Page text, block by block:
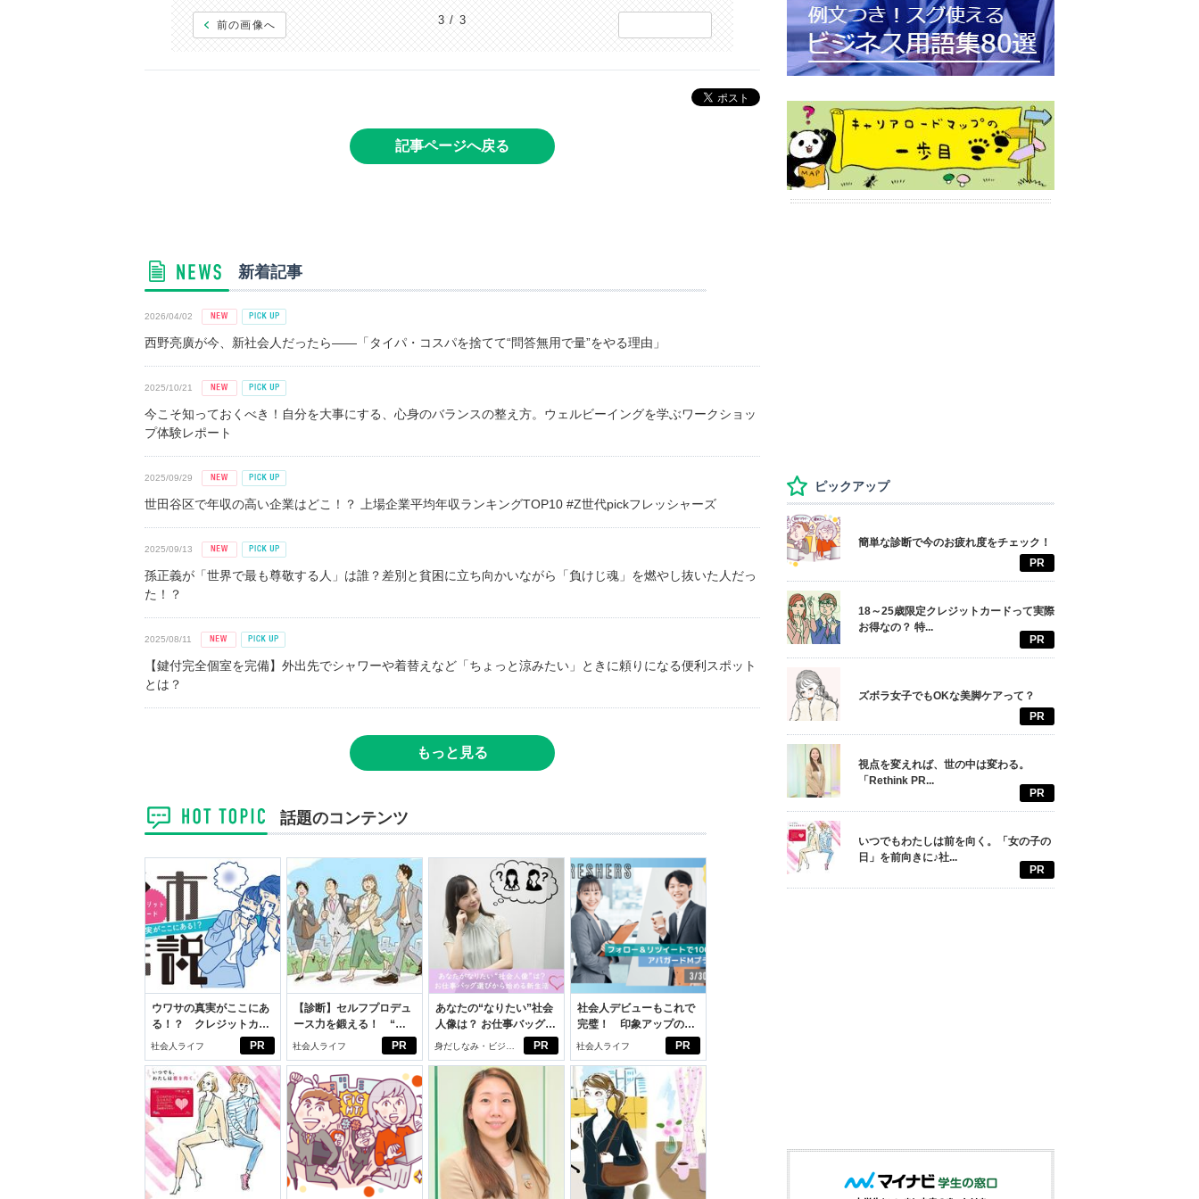
前の画像へ 3 / 3
記事ページへ戻る
新着記事
2026/04/02
西野亮廣が今、新社会人だったら――「タイパ・コスパを捨てて“問答無用で量”をやる理由」
2025/10/21
今こそ知っておくべき！自分を大事にする、心身のバランスの整え方。ウェルビーイングを学ぶワークショッ
プ体験レポート
2025/09/29
世田谷区で年収の高い企業はどこ！？ 上場企業平均年収ランキングTOP10 #Z世代pickフレッシャーズ
2025/09/13
孫正義が「世界で最も尊敬する人」は誰？差別と貧困に立ち向かいながら「負けじ魂」を燃やし抜いた人だっ
た！？
2025/08/11
【鍵付完全個室を完備】外出先でシャワーや着替えなど「ちょっと涼みたい」ときに頼りになる便利スポット
とは？
もっと見る
話題のコンテンツ
PR
ウワサの真実がここにあ
る！？ クレジットカー
ドの都市伝説
社会人ライフ PR
【診断】セルフプロデュ
ース力を鍛える！ “ジ
ブン観”診断
社会人ライフ PR
あなたの“なりたい”社会
人像は？ お仕事バッグ選
びから始める新生活
身だしなみ・ビジネ
スアイテム
PR
社会人デビューもこれで
完璧！ 印象アップのセ
ルフプロデュース術
社会人ライフ
ピックアップ
簡単な診断で今のお疲れ度をチェック！
PR
18～25歳限定クレジットカードって実際
お得なの？ 特...
PR
ズボラ女子でもOKな美脚ケアって？
PR
視点を変えれば、世の中は変わる。
「Rethink PR...
PR
いつでもわたしは前を向く。「女の子の
日」を前向きに♪社...
PR